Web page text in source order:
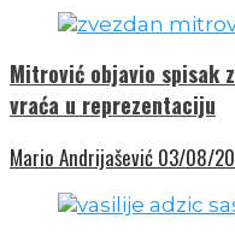
Mitrović objavio spisak
vraća u reprezentaciju
Mario Andrijašević 03/08/